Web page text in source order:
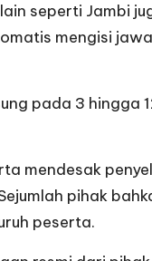
seperti Jambi
mengisi
pada 3
mendesak
pihak
peserta.